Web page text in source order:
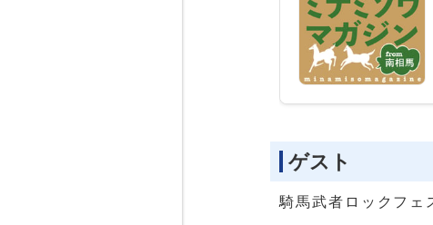
ゲスト
騎馬武者ロックフェ